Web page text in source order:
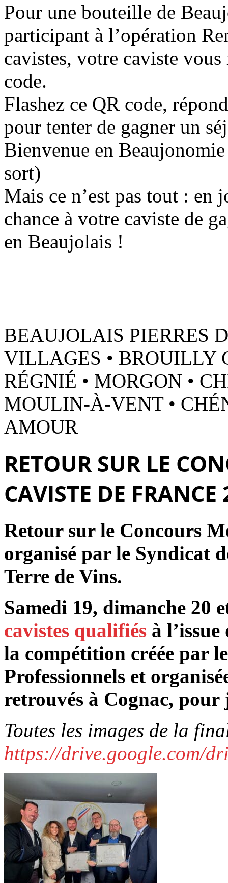
Pour une bouteille de
participant à l’opération
cavistes, votre caviste
code.
Flashez ce QR code,
pour tenter de gagner un
Bienvenue en
sort)
Mais ce n’est pas tout : en
chance à votre caviste de
en Beaujolais !
BEAUJOLAIS PIERRES
VILLAGES • BROUILLY
RÉGNIÉ • MORGON •
MOULIN-À-VENT •
AMOUR
RETOUR SUR LE
CAVISTE DE FRANCE
Retour sur le Concours
organisé par le Syndicat
Terre de Vins.
Samedi 19, dimanche 20
cavistes qualifiés à
la compétition créée par
Professionnels et
retrouvés à Cognac,
Toutes les images de la
https://drive.google.com/